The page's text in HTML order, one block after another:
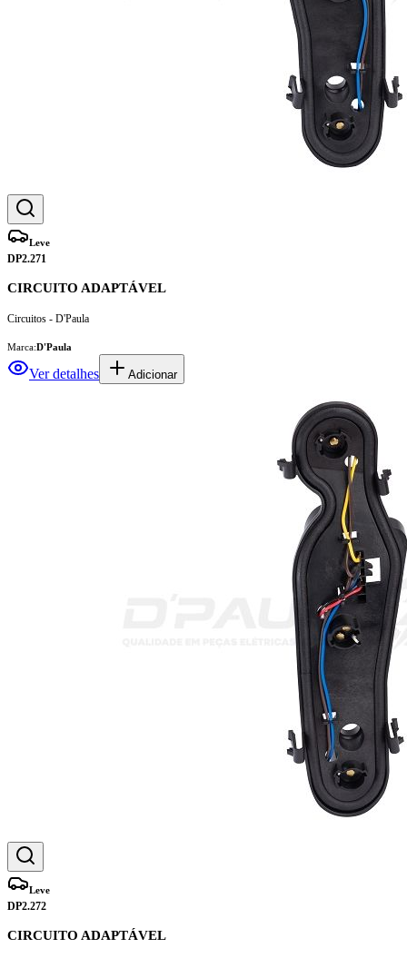
Leve
DP2.271
CIRCUITO ADAPTÁVEL
Circuitos - D'Paula
Marca:D'Paula
Ver detalhes Adicionar
Leve
DP2.272
CIRCUITO ADAPTÁVEL